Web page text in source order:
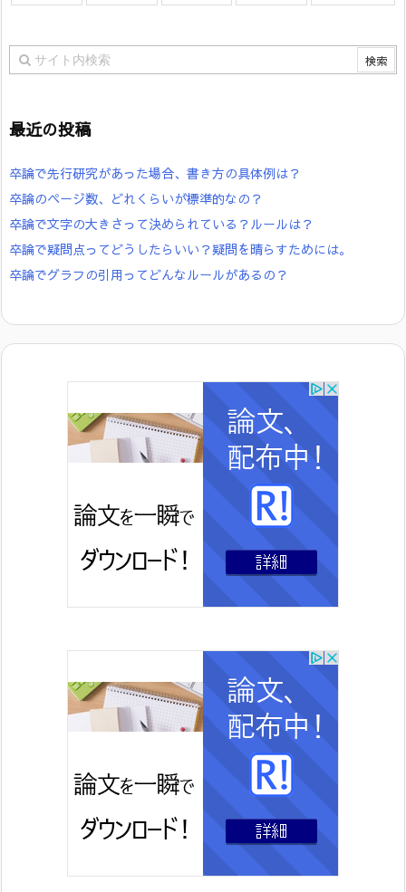
最近の投稿
卒論で先行研究があった場合、書き方の具体例は？
卒論のページ数、どれくらいが標準的なの？
卒論で文字の大きさって決められている？ルールは？
卒論で疑問点ってどうしたらいい？疑問を晴らすためには。
卒論でグラフの引用ってどんなルールがあるの？